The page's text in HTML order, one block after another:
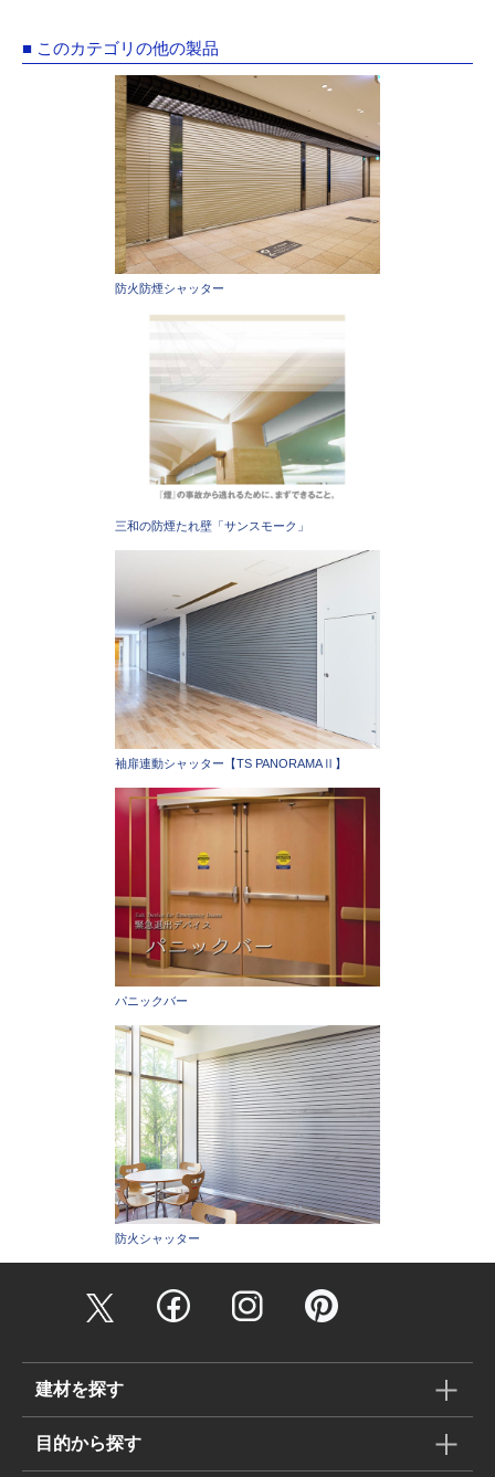
■ このカテゴリの他の製品
防火防煙シャッター
三和の防煙たれ壁「サンスモーク」
袖扉連動シャッター【TS PANORAMAⅡ】
パニックバー
防火シャッター
建材を探す
目的から探す